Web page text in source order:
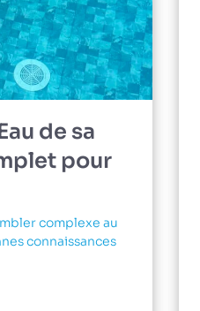
de sa
pour
complexe au
connaissances